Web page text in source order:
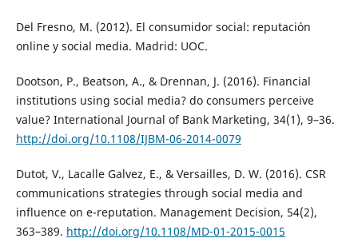
Del Fresno, M. (2012). El consumidor social: reputación
online y social media. Madrid: UOC.
Dootson, P., Beatson, A., & Drennan, J. (2016). Financial
institutions using social media? do consumers perceive
value? International Journal of Bank Marketing, 34(1), 9–36.
http://doi.org/10.1108/IJBM-06-2014-0079
Dutot, V., Lacalle Galvez, E., & Versailles, D. W. (2016). CSR
communications strategies through social media and
influence on e-reputation. Management Decision, 54(2),
363–389. http://doi.org/10.1108/MD-01-2015-0015